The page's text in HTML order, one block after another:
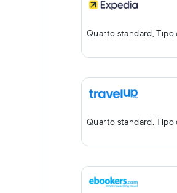
Quarto standard,
Quarto standard,